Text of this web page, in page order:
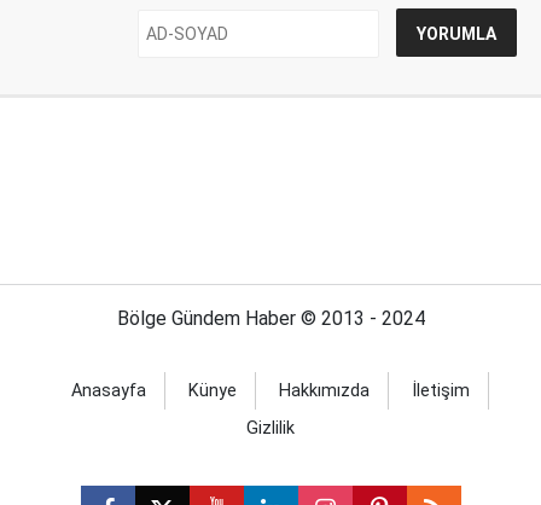
Bölge Gündem Haber © 2013 - 2024
Anasayfa Künye Hakkımızda
İletişim
Gizlilik